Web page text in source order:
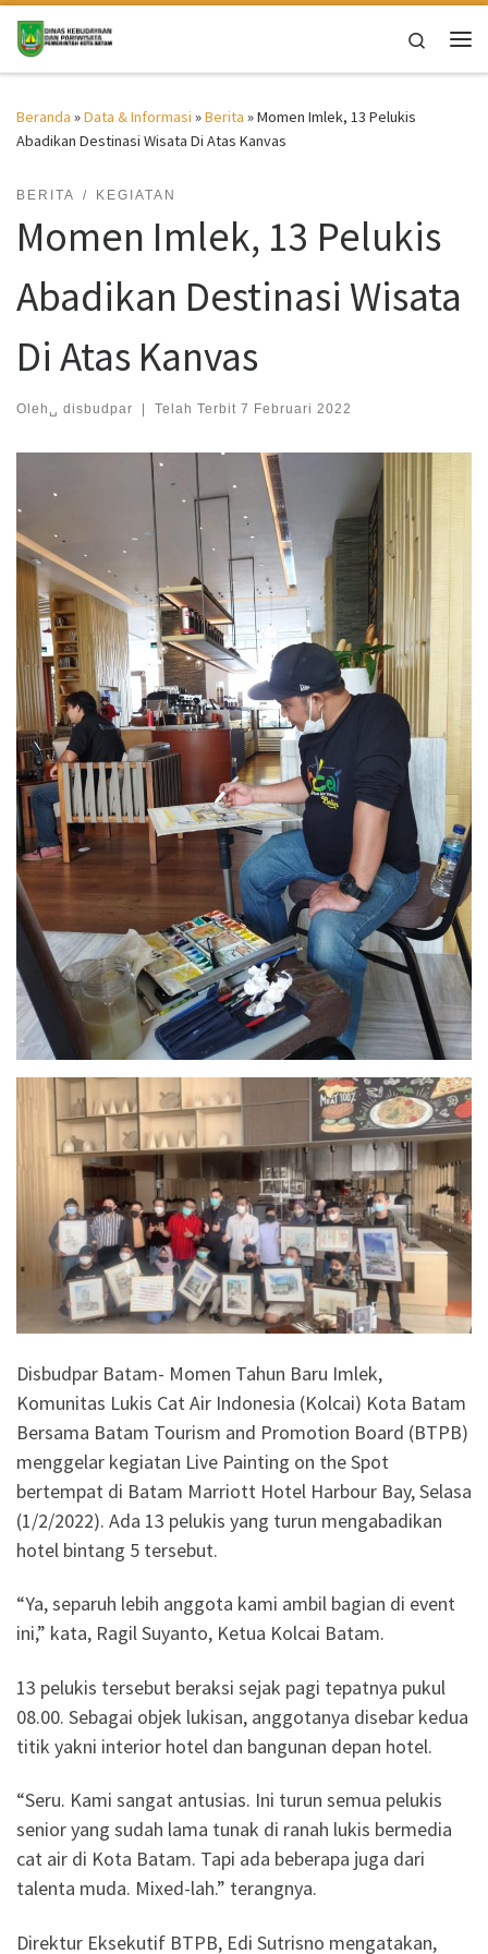
Skip to content
Search
Beranda »Data & Informasi »Berita »Momen Imlek, 13 Pelukis
Abadikan Destinasi Wisata Di Atas Kanvas
BERITA KEGIATAN
Momen Imlek, 13 Pelukis
Abadikan Destinasi Wisata
Di Atas Kanvas
Oleh␣ disbudpar | Telah Terbit 7 Februari 2022
Disbudpar Batam- Momen Tahun Baru Imlek,
Komunitas Lukis Cat Air Indonesia (Kolcai) Kota Batam
Bersama Batam Tourism and Promotion Board (BTPB)
menggelar kegiatan Live Painting on the Spot
bertempat di Batam Marriott Hotel Harbour Bay, Selasa
(1/2/2022). Ada 13 pelukis yang turun mengabadikan
hotel bintang 5 tersebut.
“Ya, separuh lebih anggota kami ambil bagian di event
ini,” kata, Ragil Suyanto, Ketua Kolcai Batam.
13 pelukis tersebut beraksi sejak pagi tepatnya pukul
08.00. Sebagai objek lukisan, anggotanya disebar kedua
titik yakni interior hotel dan bangunan depan hotel.
“Seru. Kami sangat antusias. Ini turun semua pelukis
senior yang sudah lama tunak di ranah lukis bermedia
cat air di Kota Batam. Tapi ada beberapa juga dari
talenta muda. Mixed-lah.” terangnya.
Direktur Eksekutif BTPB, Edi Sutrisno mengatakan,